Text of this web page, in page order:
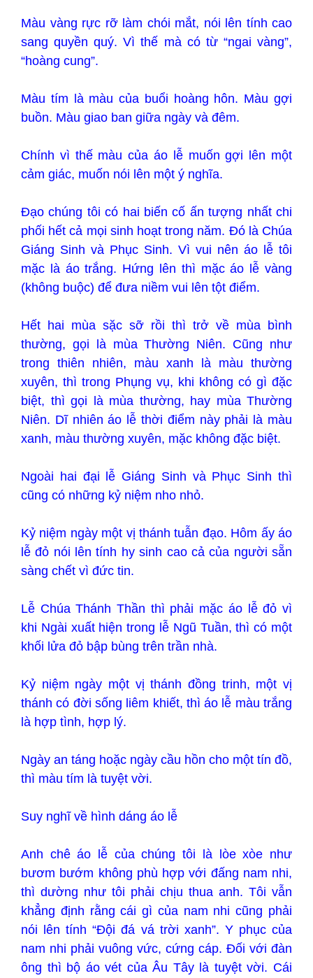
Màu vàng rực rỡ làm chói mắt, nói lên tính cao
sang quyền quý. Vì thế mà có từ “ngai vàng”,
“hoàng cung”.
Màu tím là màu của buổi hoàng hôn. Màu gợi
buồn. Màu giao ban giữa ngày và đêm.
Chính vì thế màu của áo lễ muốn gợi lên một
cảm giác, muốn nói lên một ý nghĩa.
Đạo chúng tôi có hai biến cố ấn tượng nhất chi
phối hết cả mọi sinh hoạt trong năm. Đó là Chúa
Giáng Sinh và Phục Sinh. Vì vui nên áo lễ tôi
mặc là áo trắng. Hứng lên thì mặc áo lễ vàng
(không buộc) để đưa niềm vui lên tột điểm.
Hết hai mùa sặc sỡ rồi thì trở về mùa bình
thường, gọi là mùa Thường Niên. Cũng như
trong thiên nhiên, màu xanh là màu thường
xuyên, thì trong Phụng vụ, khi không có gì đặc
biệt, thì gọi là mùa thường, hay mùa Thường
Niên. Dĩ nhiên áo lễ thời điểm này phải là màu
xanh, màu thường xuyên, mặc không đặc biệt.
Ngoài hai đại lễ Giáng Sinh và Phục Sinh thì
cũng có những kỷ niệm nho nhỏ.
Kỷ niệm ngày một vị thánh tuẫn đạo. Hôm ấy áo
lễ đỏ nói lên tính hy sinh cao cả của người sẵn
sàng chết vì đức tin.
Lễ Chúa Thánh Thần thì phải mặc áo lễ đỏ vì
khi Ngài xuất hiện trong lễ Ngũ Tuần, thì có một
khối lửa đỏ bập bùng trên trần nhà.
Kỷ niệm ngày một vị thánh đồng trinh, một vị
thánh có đời sống liêm khiết, thì áo lễ màu trắng
là hợp tình, hợp lý.
Ngày an táng hoặc ngày cầu hồn cho một tín đồ,
thì màu tím là tuyệt vời.
Suy nghĩ về hình dáng áo lễ
Anh chê áo lễ của chúng tôi là lòe xòe như
bươm bướm không phù hợp với đấng nam nhi,
thì dường như tôi phải chịu thua anh. Tôi vẫn
khẳng định rằng cái gì của nam nhi cũng phải
nói lên tính “Đội đá vá trời xanh”. Y phục của
nam nhi phải vuông vức, cứng cáp. Đối với đàn
ông thì bộ áo vét của Âu Tây là tuyệt vời. Cái